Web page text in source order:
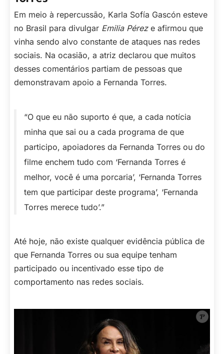
Em meio à repercussão, Karla Sofía Gascón esteve
no Brasil para divulgar Emilia Péreze afirmou que
vinha sendo alvo constante de ataques nas redes
sociais. Na ocasião, a atriz declarou que muitos
desses comentários partiam de pessoas que
demonstravam apoio a Fernanda Torres.
“O que eu não suporto é que, a cada notícia
minha que sai ou a cada programa de que
participo, apoiadores da Fernanda Torres ou do
filme enchem tudo com ‘Fernanda Torres é
melhor, você é uma porcaria’, ‘Fernanda Torres
tem que participar deste programa’, ‘Fernanda
Torres merece tudo’.”
Até hoje, não existe qualquer evidência pública de
que Fernanda Torres ou sua equipe tenham
participado ou incentivado esse tipo de
comportamento nas redes sociais.